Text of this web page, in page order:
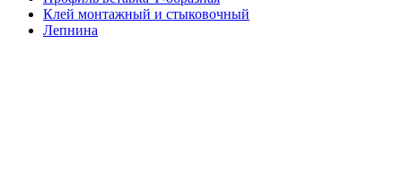
Клей монтажный и стыковочный
Лепнина